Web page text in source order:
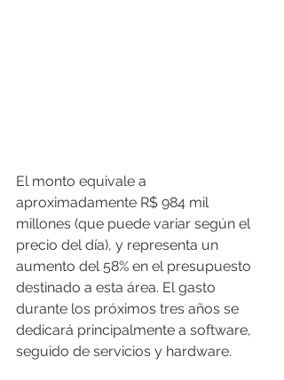
El monto equivale a
aproximadamente R$ 984 mil
millones (que puede variar según el
precio del día), y representa un
aumento del 58% en el presupuesto
destinado a esta área. El gasto
durante los próximos tres años se
dedicará principalmente a software,
seguido de servicios y hardware.